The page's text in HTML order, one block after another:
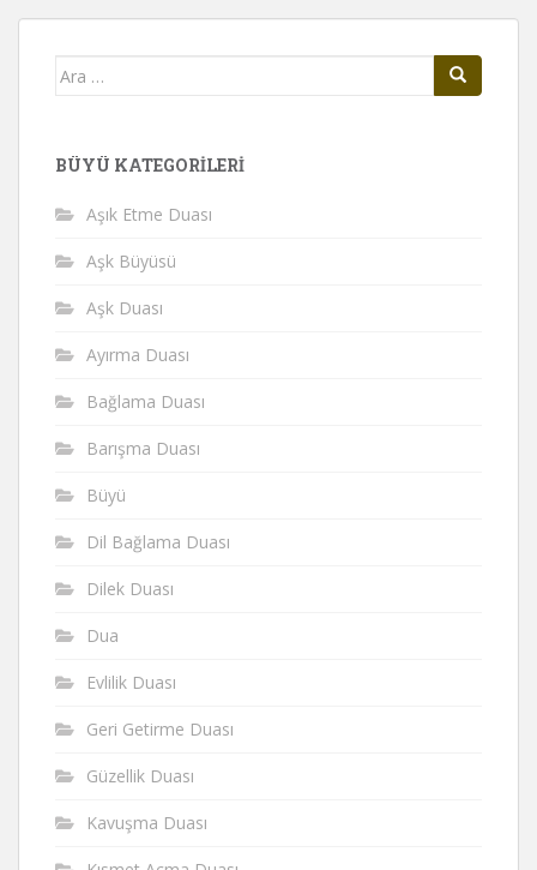
Arama
BÜYÜ KATEGORILERI
Aşık Etme Duası
Aşk Büyüsü
Aşk Duası
Ayırma Duası
Bağlama Duası
Barışma Duası
Büyü
Dil Bağlama Duası
Dilek Duası
Dua
Evlilik Duası
Geri Getirme Duası
Güzellik Duası
Kavuşma Duası